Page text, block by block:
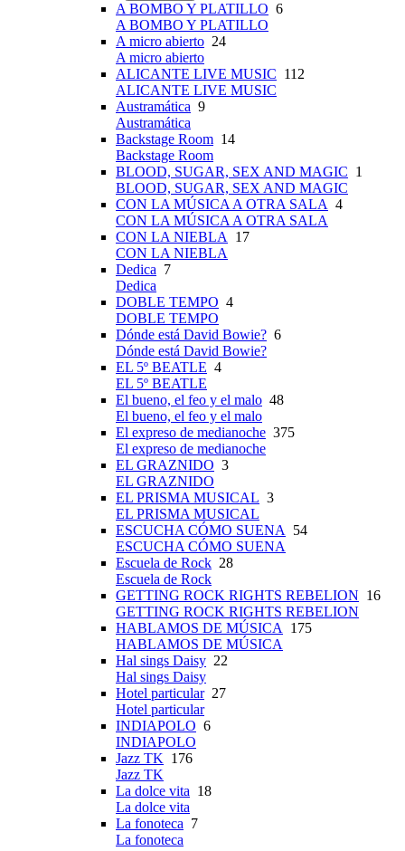
A BOMBO Y PLATILLO 6
A BOMBO Y PLATILLO
A micro abierto 24
A micro abierto
ALICANTE LIVE MUSIC 112
ALICANTE LIVE MUSIC
Austramática 9
Austramática
Backstage Room 14
Backstage Room
BLOOD, SUGAR, SEX AND MAGIC 1
BLOOD, SUGAR, SEX AND MAGIC
CON LA MÚSICA A OTRA SALA 4
CON LA MÚSICA A OTRA SALA
CON LA NIEBLA 17
CON LA NIEBLA
Dedica 7
Dedica
DOBLE TEMPO 4
DOBLE TEMPO
Dónde está David Bowie? 6
Dónde está David Bowie?
EL 5º BEATLE 4
EL 5º BEATLE
El bueno, el feo y el malo 48
El bueno, el feo y el malo
El expreso de medianoche 375
El expreso de medianoche
EL GRAZNIDO 3
EL GRAZNIDO
EL PRISMA MUSICAL 3
EL PRISMA MUSICAL
ESCUCHA CÓMO SUENA 54
ESCUCHA CÓMO SUENA
Escuela de Rock 28
Escuela de Rock
GETTING ROCK RIGHTS REBELION 16
GETTING ROCK RIGHTS REBELION
HABLAMOS DE MÚSICA 175
HABLAMOS DE MÚSICA
Hal sings Daisy 22
Hal sings Daisy
Hotel particular27
Hotel particular
INDIAPOLO 6
INDIAPOLO
Jazz TK 176
Jazz TK
La dolce vita 18
La dolce vita
La fonoteca 7
La fonoteca